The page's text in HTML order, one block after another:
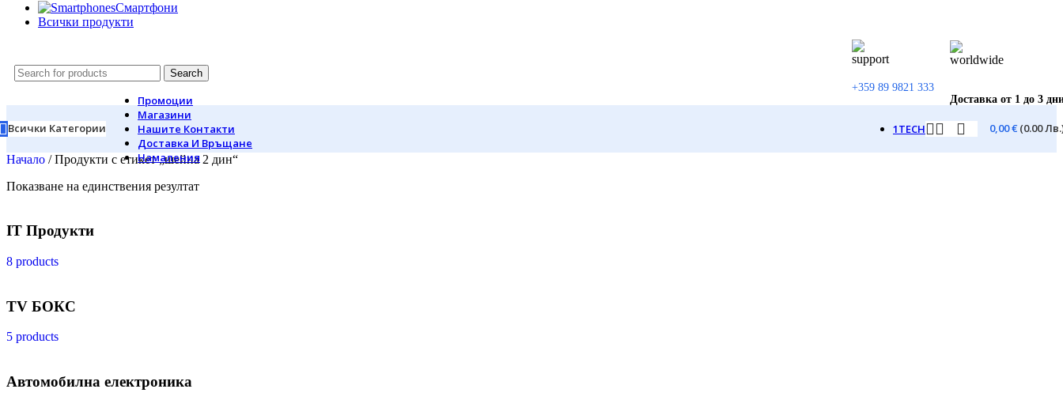
Смартфони
Всички продукти
Search
+359 89 9821 333
Доставка от 1 до 3
Всички Категории
Промоции
Магазини
Нашите Контакти
Доставка И Връщане
Намаления
1TECH 0,00€ (0.00
Начало / Продукти с етикет „шейна 2 дин“
Показване на единствения резултат
IT Продукти
8 products
TV БОКС
5 products
Автомобилна електроника